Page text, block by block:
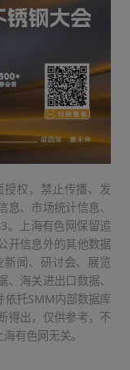
权，禁止传播、发
、市场统计信息、
。上海有色网保留追
开信息外的其他数据
闻、研讨会、展览
海关进出口数据、
依托SMM内部数据库
得出，仅供参考，不
有色网无关。